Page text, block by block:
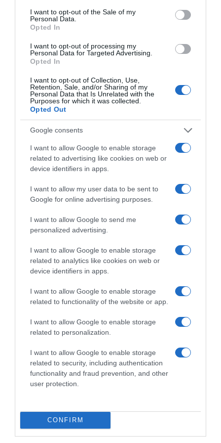
consent section.
I want to opt-out of the Sale of my
Personal Data.
Opted In
I want to opt-out of processing my
Personal Data for Targeted Advertising.
Opted In
I want to opt-out of Collection, Use,
Retention, Sale, and/or Sharing of my
Personal Data that Is Unrelated with the
Purposes for which it was collected.
Opted Out
Google consents
I want to allow Google to enable storage
related to advertising like cookies on web or
device identifiers in apps.
I want to allow my user data to be sent to
Google for online advertising purposes.
I want to allow Google to send me
personalized advertising.
I want to allow Google to enable storage
related to analytics like cookies on web or
device identifiers in apps.
I want to allow Google to enable storage
related to functionality of the website or app.
I want to allow Google to enable storage
related to personalization.
I want to allow Google to enable storage
related to security, including authentication
functionality and fraud prevention, and other
user protection.
CONFIRM
Ιός Δυτικού Νείλου: Στα 65 τα κρούσματα
στην Ελλάδα – 23 νέα μέσα σε μία
Λάκης Χαλκιάς: Σήμερα η κηδεία του
σπουδαίου καλλιτέχνη στο Α’ Νεκροταφείο
Αθηνών
Πυρκαγιές σε Αττική και Βοιωτία: Το
πολωμένο μελτέμι ήταν ένα “από τα
ισχυρότερα επεισόδια των τελευταίων 50
χρόνων” – Η ανάρτηση Κολυδά
Ακολούθησε το debater.gr στο
ΕΥΔΑΠ
ΠΑΓΚΟΣΜΙΑ ΗΜΕΡΑ ΠΕΡΙΒΑΛΛΟΝΤΟΣ
ΔΙΑΦΗΜΙΣΗ
ΣΧΟΛΙΑ